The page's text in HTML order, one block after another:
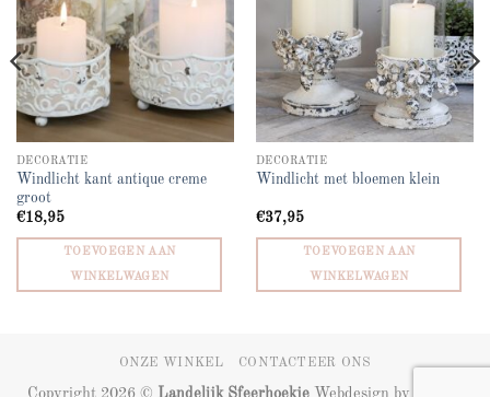
DECORATIE
Windlicht kant antique creme
groot
€18,95
TOEVOEGEN AAN
WINKELWAGEN
DECORATIE
Windlicht met bloemen klein
€37,95
TOEVOEGEN AAN
WINKELWAGEN
ONZE WINKEL CONTACTEER ONS